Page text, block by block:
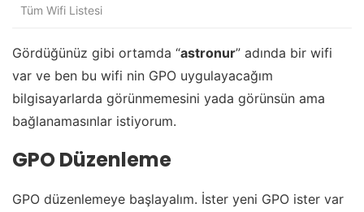
Tüm Wifi Listesi
Gördüğünüz gibi ortamda “astronur” adında bir wifi
var ve ben bu wifi nin GPO uygulayacağım
bilgisayarlarda görünmemesini yada görünsün ama
bağlanamasınlar istiyorum.
GPO Düzenleme
GPO düzenlemeye başlayalım. İster yeni GPO ister var